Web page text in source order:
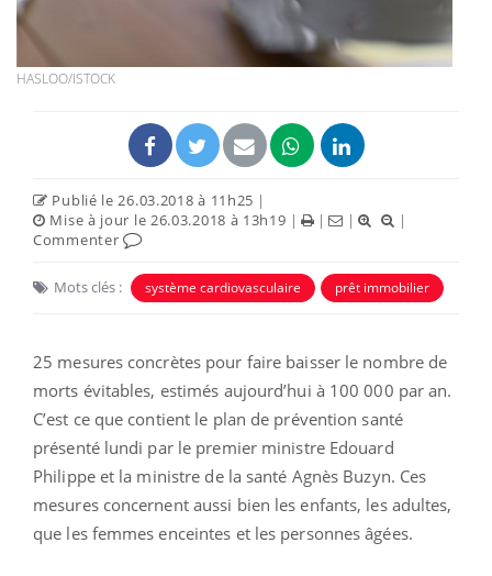
HASLOO/ISTOCK
Publié le 26.03.2018 à 11h25 |
Mise à jour le 26.03.2018 à 13h19 | | |
|
Commenter
Mots clés : système cardiovasculaire prêt immobilier
25 mesures concrètes pour faire baisser le nombre de
morts évitables, estimés aujourd’hui à 100 000 par an.
C’est ce que contient le plan de prévention santé
présenté lundi par le premier ministre Edouard
Philippe et la ministre de la santé Agnès Buzyn. Ces
mesures concernent aussi bien les enfants, les adultes,
que les femmes enceintes et les personnes âgées.